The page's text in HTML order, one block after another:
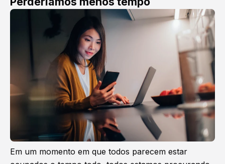
Em um momento em que todos parecem estar